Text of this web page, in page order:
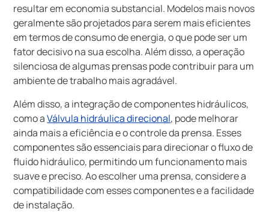
resultar em economia substancial. Modelos mais novos
geralmente são projetados para serem mais eficientes
em termos de consumo de energia, o que pode ser um
fator decisivo na sua escolha. Além disso, a operação
silenciosa de algumas prensas pode contribuir para um
ambiente de trabalho mais agradável.
Além disso, a integração de componentes hidráulicos,
como aVálvula hidráulica direcional, pode melhorar
ainda mais a eficiência e o controle da prensa. Esses
componentes são essenciais para direcionar o fluxo de
fluido hidráulico, permitindo um funcionamento mais
suave e preciso. Ao escolher uma prensa, considere a
compatibilidade com esses componentes e a facilidade
de instalação.